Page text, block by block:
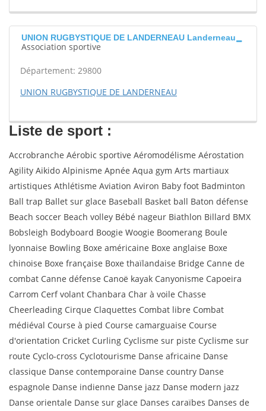
UNION RUGBYSTIQUE DE LANDERNEAU Landerneau
Association sportive
Département: 29800
UNION RUGBYSTIQUE DE LANDERNEAU
Liste de sport :
Accrobranche Aérobic sportive Aéromodélisme Aérostation
Agility Aikido Alpinisme Apnée Aqua gym Arts martiaux
artistiques Athlétisme Aviation Aviron Baby foot Badminton
Ball trap Ballet sur glace Baseball Basket ball Baton défense
Beach soccer Beach volley Bébé nageur Biathlon Billard BMX
Bobsleigh Bodyboard Boogie Woogie Boomerang Boule
lyonnaise Bowling Boxe américaine Boxe anglaise Boxe
chinoise Boxe française Boxe thaïlandaise Bridge Canne de
combat Canne défense Canoë kayak Canyonisme Capoeira
Carrom Cerf volant Chanbara Char à voile Chasse
Cheerleading Cirque Claquettes Combat libre Combat
médiéval Course à pied Course camarguaise Course
d'orientation Cricket Curling Cyclisme sur piste Cyclisme sur
route Cyclo-cross Cyclotourisme Danse africaine Danse
classique Danse contemporaine Danse country Danse
espagnole Danse indienne Danse jazz Danse modern jazz
Danse orientale Danse sur glace Danses caraïbes Danses de